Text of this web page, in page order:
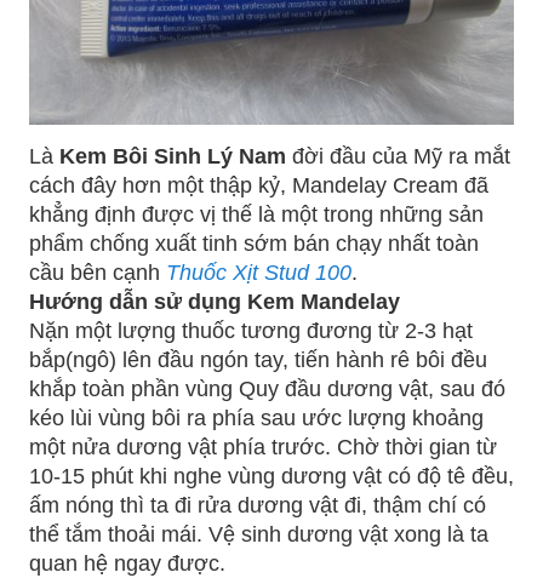
Là Kem Bôi Sinh Lý Nam đời đầu của Mỹ ra mắt
cách đây hơn một thập kỷ, Mandelay Cream đã
khẳng định được vị thế là một trong những sản
phẩm chống xuất tinh sớm bán chạy nhất toàn
cầu bên cạnh Thuốc Xịt Stud 100.
Hướng dẫn sử dụng Kem Mandelay
Nặn một lượng thuốc tương đương từ 2-3 hạt
bắp(ngô) lên đầu ngón tay, tiến hành rê bôi đều
khắp toàn phần vùng Quy đầu dương vật, sau đó
kéo lùi vùng bôi ra phía sau ước lượng khoảng
một nửa dương vật phía trước. Chờ thời gian từ
10-15 phút khi nghe vùng dương vật có độ tê đều,
ấm nóng thì ta đi rửa dương vật đi, thậm chí có
thể tắm thoải mái. Vệ sinh dương vật xong là ta
quan hệ ngay được.